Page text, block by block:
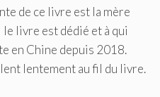
de ce livre est la mère
le livre est dédié et à qui
en Chine depuis 2018.
lentement au fil du livre.